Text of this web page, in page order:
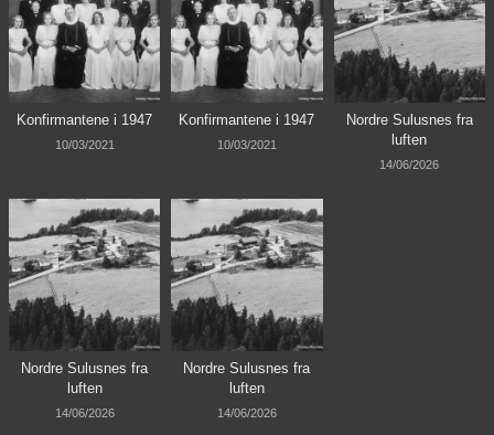
Konfirmantene i 1947
10/03/2021
Konfirmantene i 1947
10/03/2021
Nordre Sulusnes fra
luften
14/06/2026
Nordre Sulusnes fra
luften
14/06/2026
Nordre Sulusnes fra
luften
14/06/2026